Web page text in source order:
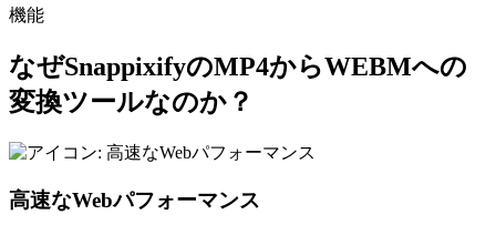
機能
なぜSnappixifyのMP4からWEBMへの
変換ツールなのか？
高速なWebパフォーマンス